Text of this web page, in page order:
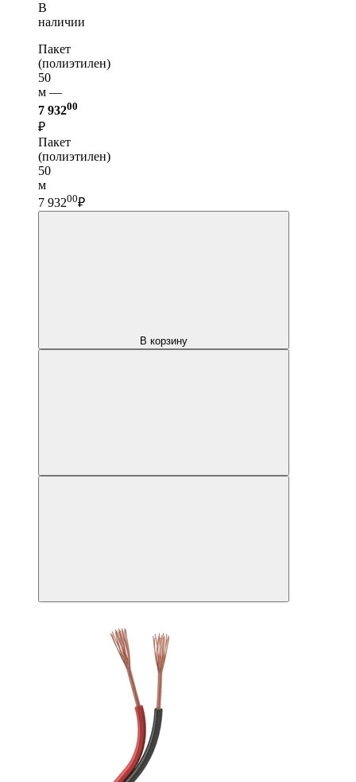
В
наличии
Пакет
(полиэтилен)
50
м —
7 93200
₽
Пакет
(полиэтилен)
50
м
7 93200₽
В корзину